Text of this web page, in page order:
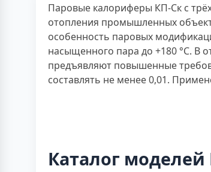
Паровые калориферы КП-Ск с
отопления промышленных
особенность паровых
насыщенного пара до +180 °С. В
предъявляют повышенные
составлять не менее 0,01.
Каталог моделей